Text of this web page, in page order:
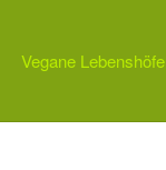
Vegane Lebenshöfe